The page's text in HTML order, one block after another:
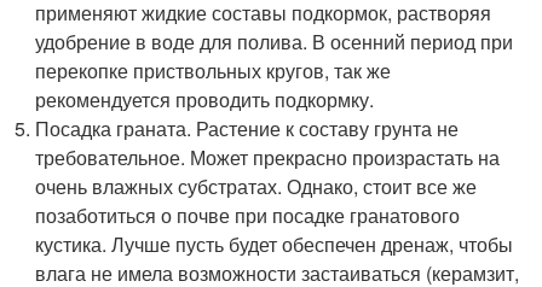
применяют жидкие составы подкормок, растворяя
удобрение в воде для полива. В осенний период при
перекопке приствольных кругов, так же
рекомендуется проводить подкормку.
Посадка граната. Растение к составу грунта не
требовательное. Может прекрасно произрастать на
очень влажных субстратах. Однако, стоит все же
позаботиться о почве при посадке гранатового
кустика. Лучше пусть будет обеспечен дренаж, чтобы
влага не имела возможности застаиваться (керамзит,